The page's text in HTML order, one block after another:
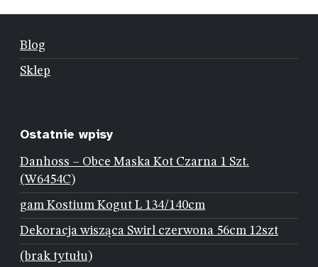
Blog
Sklep
Ostatnie wpisy
Danhoss – Obce Maska Kot Czarna 1 Szt.
(W6454C)
gam Kostium Kogut L 134/140cm
Dekoracja wisząca Swirl czerwona 56cm 12szt
(brak tytułu)